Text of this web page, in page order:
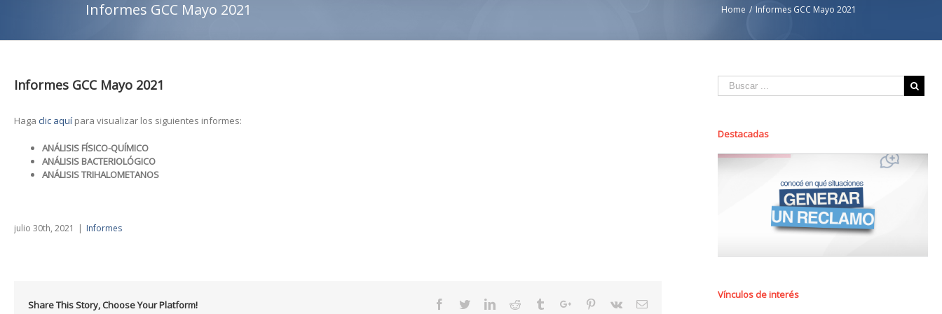
Informes GCC Mayo 2021 Home / Informes GCC Mayo 2021
Informes GCC Mayo 2021
Haga clic aquí para visualizar los siguientes informes:
ANÁLISIS FÍSICO-QUÍMICO
ANÁLISIS BACTERIOLÓGICO
ANÁLISIS TRIHALOMETANOS
julio 30th, 2021 | Informes
Share This Story, Choose Your Platform! Facebook
TwitterLinkedinReddit TumblrGoogle+Pinterest
Vk Email
Destacadas
Vínculos de interés